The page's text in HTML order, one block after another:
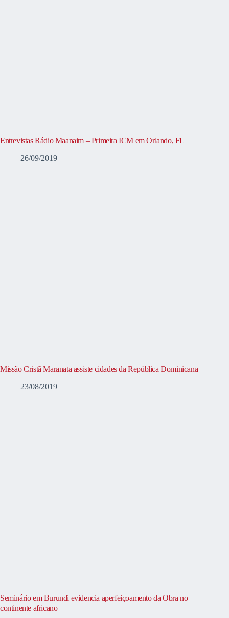
Entrevistas Rádio Maanaim – Primeira ICM em Orlando, FL
26/09/2019
Missão Cristã Maranata assiste cidades da República Dominicana
23/08/2019
Seminário em Burundi evidencia aperfeiçoamento da Obra no
continente africano